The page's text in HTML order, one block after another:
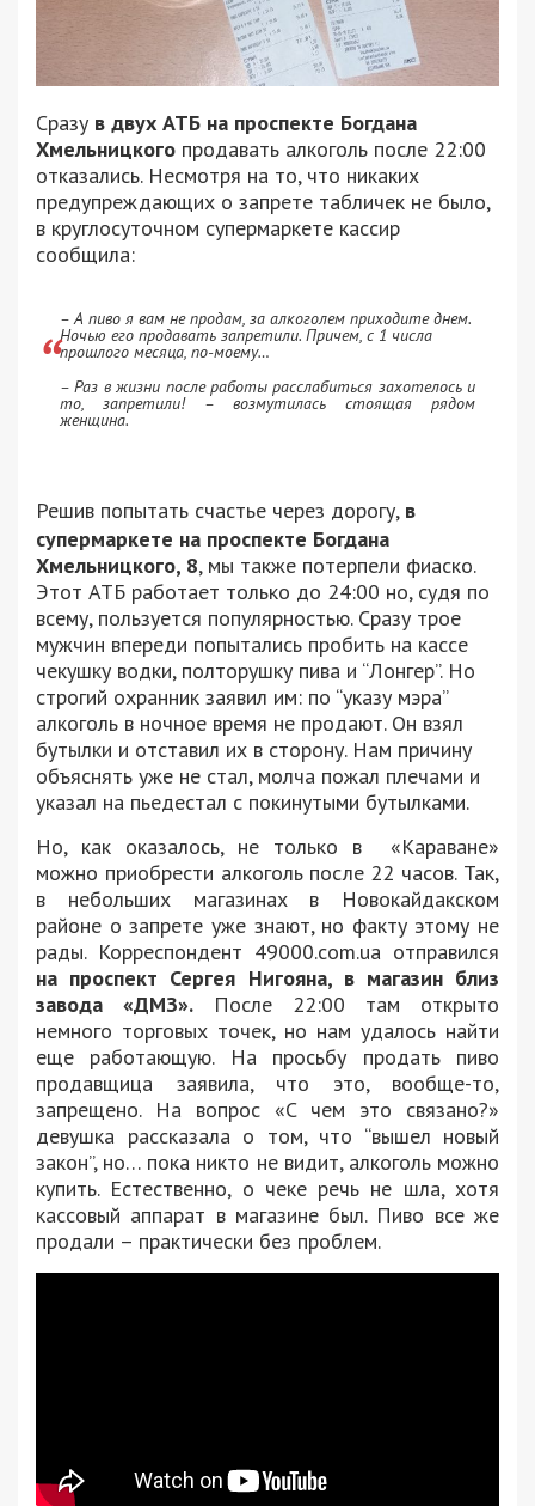
Сразу в двух АТБ на проспекте Богдана
Хмельницкого продавать алкоголь после 22:00
отказались. Несмотря на то, что никаких
предупреждающих о запрете табличек не было,
в круглосуточном супермаркете кассир
сообщила:
– А пиво я вам не продам, за алкоголем приходите днем.
Ночью его продавать запретили. Причем, с 1 числа
прошлого месяца, по-моему…
– Раз в жизни после работы расслабиться захотелось и
то, запретили! – возмутилась стоящая рядом
женщина.
Решив попытать счастье через дорогу, в
супермаркете на проспекте Богдана
Хмельницкого, 8, мы также потерпели фиаско.
Этот АТБ работает только до 24:00 но, судя по
всему, пользуется популярностью. Сразу трое
мужчин впереди попытались пробить на кассе
чекушку водки, полторушку пива и “Лонгер”. Но
строгий охранник заявил им: по “указу мэра”
алкоголь в ночное время не продают. Он взял
бутылки и отставил их в сторону. Нам причину
объяснять уже не стал, молча пожал плечами и
указал на пьедестал с покинутыми бутылками.
Но, как оказалось, не только в «Караване»
можно приобрести алкоголь после 22 часов. Так,
в небольших магазинах в Новокайдакском
районе о запрете уже знают, но факту этому не
рады. Корреспондент 49000.com.ua отправился
на проспект Сергея Нигояна, в магазин близ
завода «ДМЗ». После 22:00 там открыто
немного торговых точек, но нам удалось найти
еще работающую. На просьбу продать пиво
продавщица заявила, что это, вообще-то,
запрещено. На вопрос «С чем это связано?»
девушка рассказала о том, что “вышел новый
закон”, но… пока никто не видит, алкоголь можно
купить. Естественно, о чеке речь не шла, хотя
кассовый аппарат в магазине был. Пиво все же
продали – практически без проблем.